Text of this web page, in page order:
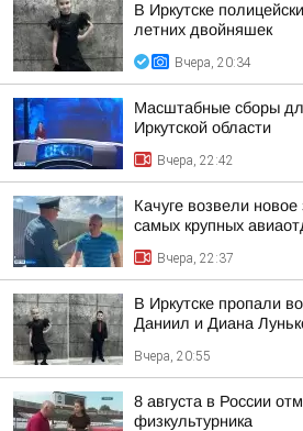
В Иркутске
летних двойняшек
Вчера, 20:34
Масштабные сборы
Иркутской области
Вчера, 22:42
Качуге возвели
самых крупных
Вчера, 22:37
В Иркутске пропали
Даниил и Диана
Вчера, 20:55
8 августа в России
физкультурника